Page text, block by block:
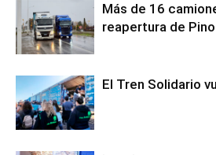
Más de 16
reapertura de
El Tren Solidario